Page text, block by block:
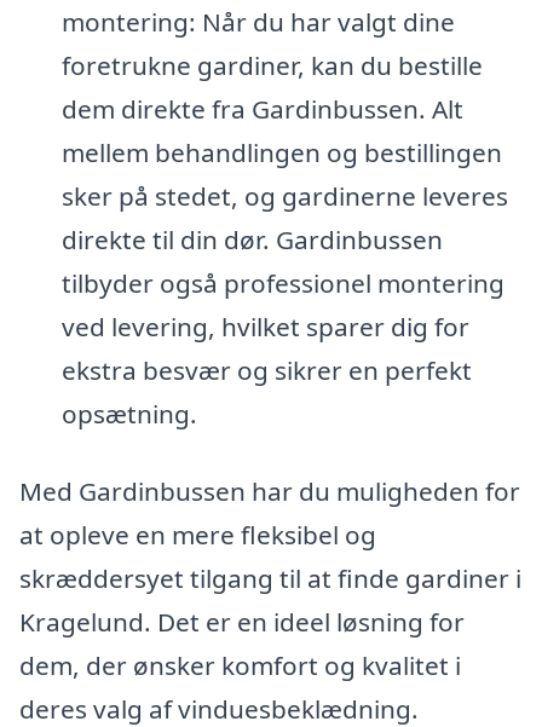
montering: Når du har valgt dine
foretrukne gardiner, kan du bestille
dem direkte fra Gardinbussen. Alt
mellem behandlingen og bestillingen
sker på stedet, og gardinerne leveres
direkte til din dør. Gardinbussen
tilbyder også professionel montering
ved levering, hvilket sparer dig for
ekstra besvær og sikrer en perfekt
opsætning.
Med Gardinbussen har du muligheden for
at opleve en mere fleksibel og
skræddersyet tilgang til at finde gardiner i
Kragelund. Det er en ideel løsning for
dem, der ønsker komfort og kvalitet i
deres valg af vinduesbeklædning.